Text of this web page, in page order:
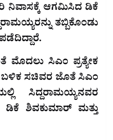
ನಿವಾಸಕ್ಕೆ ಆಗಮಿಸಿದ ಡಿಕೆ
ತಬ್ಬಿಕೊಂಡು
ಸಿಎಂ ಪ್ರತ್ಯೇಕ
ಸಚಿವರ ಜೊತೆ ಸಿಎಂ
ಸಿದ್ದರಾಮಯ್ಯನವರ
ಡಿಕೆ ಶಿವಕುಮಾರ್‌ ಮತ್ತು